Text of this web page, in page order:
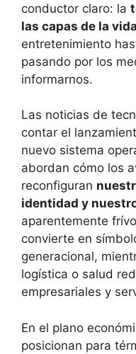
conductor claro: la
las capas de la
entretenimiento
pasando por los
informarnos.
Las noticias de
contar el
nuevo sistema
abordan cómo los
reconfiguran
identidad y
aparentemente
convierte en
generacional,
logística o salud
empresariales y
En el plano
posicionan para